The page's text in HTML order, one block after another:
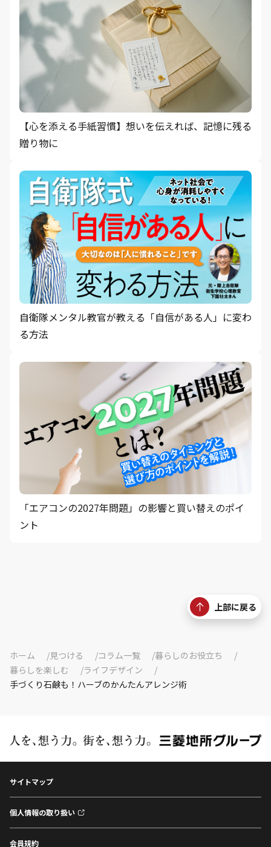
【心を添える手紙習慣】想いを伝えれば、記憶に残る
贈り物に
自衛隊メンタル教官が教える「自信がある人」に変わ
る方法
「エアコンの2027年問題」の影響と買い替えのポイ
ント
上部に戻る
ホーム 見つける コラム一覧
暮らしのお役立ち
暮らしを楽しむ
ライフデザイン
手づくり石鹸も！ハーブのかんたんアレンジ術
サイトマップ
個人情報の取り扱い
会員規約